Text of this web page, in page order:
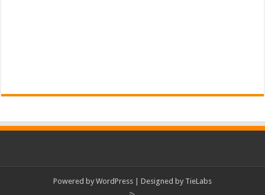
Powered by WordPress | Designed by TieLabs